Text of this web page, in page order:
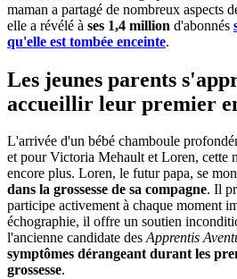
maman a partagé de nombreux aspects
elle a révélé à ses 1,4 million d'abonnés
qu'elle est tombée enceinte.
Les jeunes parents
accueillir leur premier
L'arrivée d'un bébé chamboule
et pour Victoria Mehault et Loren, cette
encore plus. Loren, le futur papa, se
dans la grossesse de sa compagne. Il
participe activement à chaque moment
échographie, il offre un soutien
l'ancienne candidate desApprentis
symptômes dérangeant durant les
grossesse.